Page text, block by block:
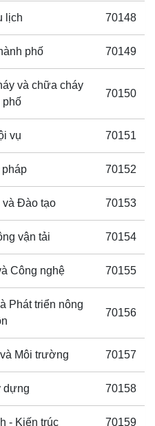
lịch 70148
phố 70149
và chữa cháy
phố
70150
vụ 70151
70152
và Đào tạo 70153
vận tải 70154
Công nghệ 70155
Phát triển nông
70156
Môi trường 70157
dựng 70158
- Kiến trúc 70159